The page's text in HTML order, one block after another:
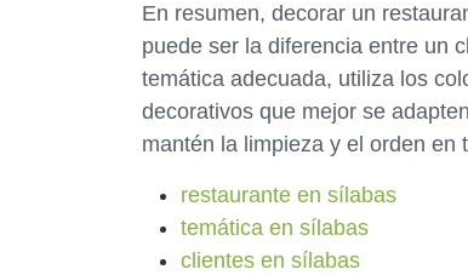
En resumen, decorar un
puede ser la diferencia entre un
temática adecuada, utiliza los
decorativos que mejor se
mantén la limpieza y el orden en
restaurante en sílabas
temática en sílabas
clientes en sílabas